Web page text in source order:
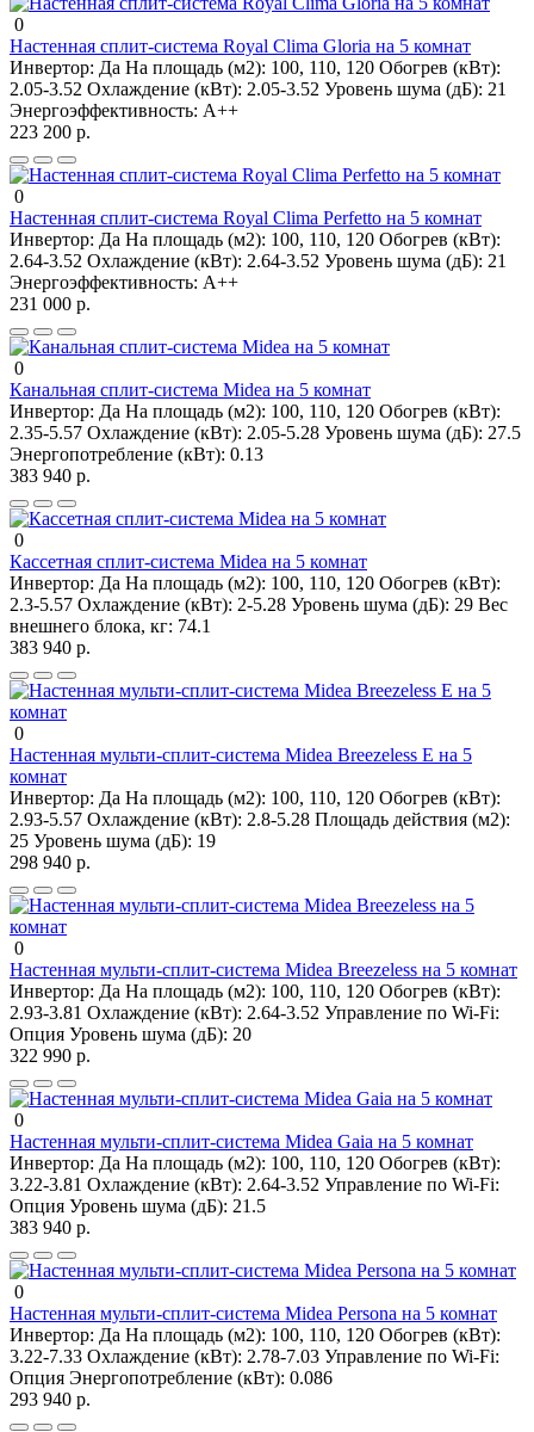
0
Настенная сплит-система Royal Clima Gloria на 5 комнат
Инвертор: Да На площадь (м2): 100, 110, 120 Обогрев (кВт):
2.05-3.52 Охлаждение (кВт): 2.05-3.52 Уровень шума (дБ): 21
Энергоэффективность: A++
223 200 р.
0
Настенная сплит-система Royal Clima Perfetto на 5 комнат
Инвертор: Да На площадь (м2): 100, 110, 120 Обогрев (кВт):
2.64-3.52 Охлаждение (кВт): 2.64-3.52 Уровень шума (дБ): 21
Энергоэффективность: A++
231 000 р.
0
Канальная сплит-система Midea на 5 комнат
Инвертор: Да На площадь (м2): 100, 110, 120 Обогрев (кВт):
2.35-5.57 Охлаждение (кВт): 2.05-5.28 Уровень шума (дБ): 27.5
Энергопотребление (кВт): 0.13
383 940 р.
0
Кассетная сплит-система Midea на 5 комнат
Инвертор: Да На площадь (м2): 100, 110, 120 Обогрев (кВт):
2.3-5.57 Охлаждение (кВт): 2-5.28 Уровень шума (дБ): 29 Вес
внешнего блока, кг: 74.1
383 940 р.
0
Настенная мульти-сплит-система Midea Breezeless E на 5
комнат
Инвертор: Да На площадь (м2): 100, 110, 120 Обогрев (кВт):
2.93-5.57 Охлаждение (кВт): 2.8-5.28 Площадь действия (м2):
25 Уровень шума (дБ): 19
298 940 р.
0
Настенная мульти-сплит-система Midea Breezeless на 5 комнат
Инвертор: Да На площадь (м2): 100, 110, 120 Обогрев (кВт):
2.93-3.81 Охлаждение (кВт): 2.64-3.52 Управление по Wi-Fi:
Опция Уровень шума (дБ): 20
322 990 р.
0
Настенная мульти-сплит-система Midea Gaia на 5 комнат
Инвертор: Да На площадь (м2): 100, 110, 120 Обогрев (кВт):
3.22-3.81 Охлаждение (кВт): 2.64-3.52 Управление по Wi-Fi:
Опция Уровень шума (дБ): 21.5
383 940 р.
0
Настенная мульти-сплит-система Midea Persona на 5 комнат
Инвертор: Да На площадь (м2): 100, 110, 120 Обогрев (кВт):
3.22-7.33 Охлаждение (кВт): 2.78-7.03 Управление по Wi-Fi:
Опция Энергопотребление (кВт): 0.086
293 940 р.